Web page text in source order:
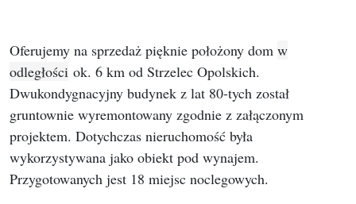
Oferujemy na sprzedaż pięknie położony dom w
odległości ok. 6 km od Strzelec Opolskich.
Dwukondygnacyjny budynek z lat 80-tych został
gruntownie wyremontowany zgodnie z załączonym
projektem. Dotychczas nieruchomość była
wykorzystywana jako obiekt pod wynajem.
Przygotowanych jest 18 miejsc noclegowych.